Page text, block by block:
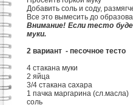
Добавить соль и соду,
Все это вымесить до
Внимание! Если тесто
муки.
2 вариант - песочное тесто
4 стакана муки
2 яйца
3/4 стакана сахара
1 пачка маргарина (сл.масла)
соль